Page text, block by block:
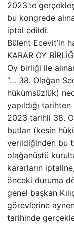
2023’te
bu kongrede
iptal edildi.
Bülent Ecevit’in
KARAR OY
Oy birliği ile
“… 38. Olağan
hükümsüzlük)
yapıldığı
2023 tarihli 38.
butlan (kesin
verildiğinden bu
olağanüstü
kararların
önceki duruma
genel başkan
görevlerine
tarihinde